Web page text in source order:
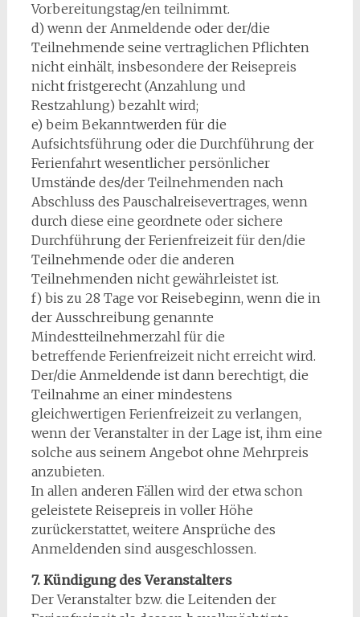
Vorbereitungstag/en teilnimmt.
d) wenn der Anmeldende oder der/die
Teilnehmende seine vertraglichen Pflichten
nicht einhält, insbesondere der Reisepreis
nicht fristgerecht (Anzahlung und
Restzahlung) bezahlt wird;
e) beim Bekanntwerden für die
Aufsichtsführung oder die Durchführung der
Ferienfahrt wesentlicher persönlicher
Umstände des/der Teilnehmenden nach
Abschluss des Pauschalreisevertrages, wenn
durch diese eine geordnete oder sichere
Durchführung der Ferienfreizeit für den/die
Teilnehmende oder die anderen
Teilnehmenden nicht gewährleistet ist.
f) bis zu 28 Tage vor Reisebeginn, wenn die in
der Ausschreibung genannte
Mindestteilnehmerzahl für die
betreffende Ferienfreizeit nicht erreicht wird.
Der/die Anmeldende ist dann berechtigt, die
Teilnahme an einer mindestens
gleichwertigen Ferienfreizeit zu verlangen,
wenn der Veranstalter in der Lage ist, ihm eine
solche aus seinem Angebot ohne Mehrpreis
anzubieten.
In allen anderen Fällen wird der etwa schon
geleistete Reisepreis in voller Höhe
zurückerstattet, weitere Ansprüche des
Anmeldenden sind ausgeschlossen.
7. Kündigung des Veranstalters
Der Veranstalter bzw. die Leitenden der